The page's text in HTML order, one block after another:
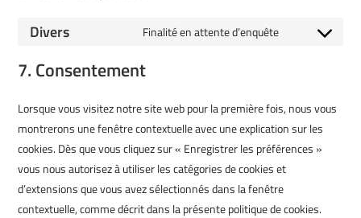
Divers Finalité en attente d’enquête
7. Consentement
Lorsque vous visitez notre site web pour la première fois, nous vous
montrerons une fenêtre contextuelle avec une explication sur les
cookies. Dès que vous cliquez sur « Enregistrer les préférences »
vous nous autorisez à utiliser les catégories de cookies et
d’extensions que vous avez sélectionnés dans la fenêtre
contextuelle, comme décrit dans la présente politique de cookies.